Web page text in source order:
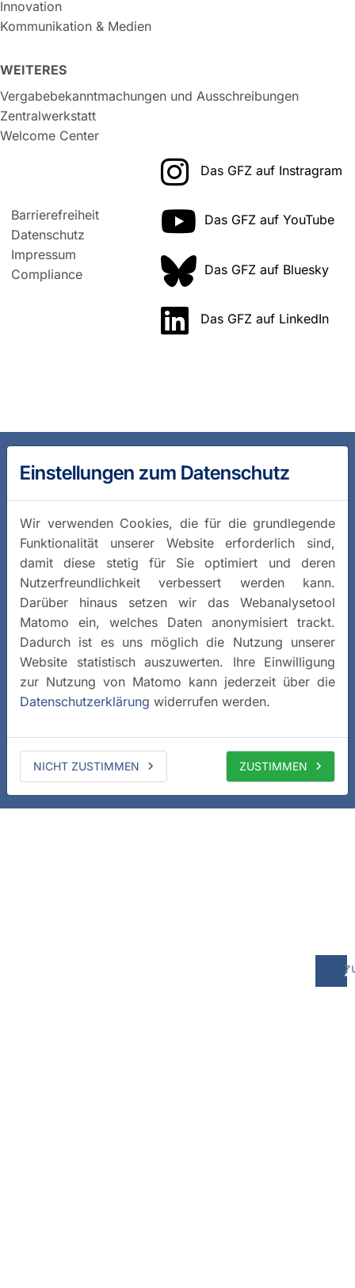
Innovation
Kommunikation & Medien
WEITERES
Vergabebekanntmachungen und Ausschreibungen
Zentralwerkstatt
Welcome Center
Barrierefreiheit
Datenschutz
Impressum
Compliance
Das GFZ auf Instragram
Das GFZ auf YouTube
Das GFZ auf Bluesky
Das GFZ auf LinkedIn
Einstellungen zum Datenschutz
Wir verwenden Cookies, die für die grundlegende
Funktionalität unserer Website erforderlich sind,
damit diese stetig für Sie optimiert und deren
Nutzerfreundlichkeit verbessert werden kann.
Darüber hinaus setzen wir das Webanalysetool
Matomo ein, welches Daten anonymisiert trackt.
Dadurch ist es uns möglich die Nutzung unserer
Website statistisch auszuwerten. Ihre Einwilligung
zur Nutzung von Matomo kann jederzeit über die
Datenschutzerklärung widerrufen werden.
NICHT ZUSTIMMEN ZUSTIMMEN